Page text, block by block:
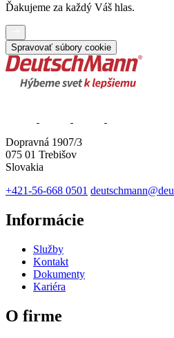
Ďakujeme za každý Váš hlas.
Spravovať súbory cookie
Dopravná 1907/3
075 01 Trebišov
Slovakia
+421-56-668 0501
Informácie
Služby
Kontakt
Dokumenty
Kariéra
O firme